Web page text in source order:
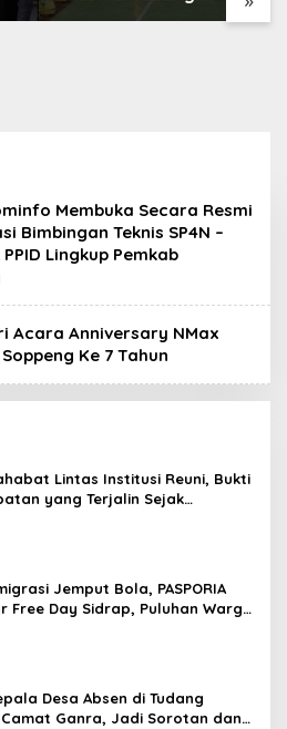
Sipulung Camat Ganra,
Membuka Secara Resmi
Bimbingan Teknis SP4N –
PPID Lingkup Pemkab
Acara Anniversary NMax
Ke 7 Tahun
Lintas Institusi Reuni, Bukti
yang Terjalin Sejak
Jemput Bola, PASPORIA
Free Day Sidrap, Puluhan Warga
Desa Absen di Tudang
Camat Ganra, Jadi Sorotan dan